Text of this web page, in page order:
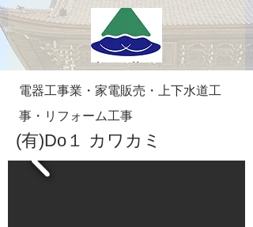
電器工事業・家電販売・上下水道工
事・リフォーム工事
(有)Do１ カワカミ